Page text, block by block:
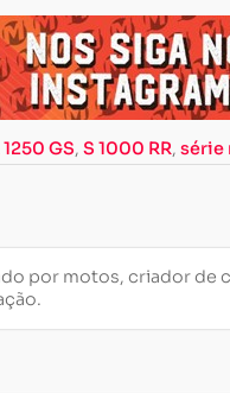
1250 GS, S 1000 RR, série
por motos, criador de